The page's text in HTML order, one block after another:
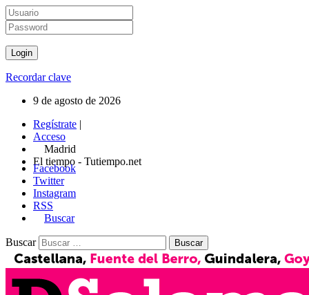
Recordar clave
9 de agosto de 2026
Regístrate |
Acceso
Madrid
El tiempo - Tutiempo.net
Facebook
Twitter
Instagram
RSS
Buscar
Buscar